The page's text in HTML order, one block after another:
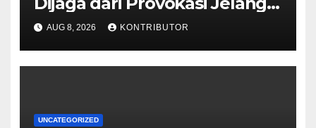
HUT ke-81 RI
AUG 8, 2026 KONTRIBUTOR
UNCATEGORIZED